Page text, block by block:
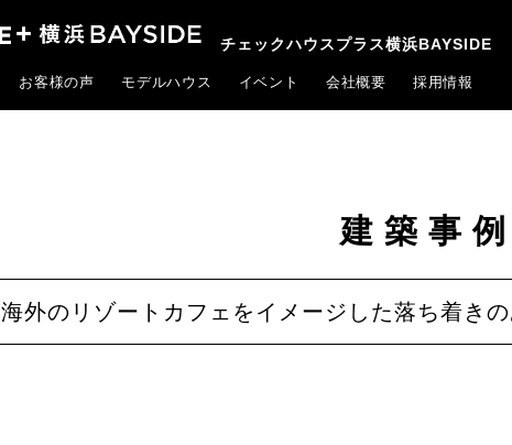
チェックハウスプラス横浜BAYSIDE
お客様の声 モデルハウス イベント 会社概要 採用情報
建築事例
海外のリゾートカフェをイメージした落ち着き